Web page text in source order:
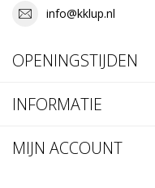
info@kklup.nl
OPENINGSTIJDEN
INFORMATIE
MIJN ACCOUNT